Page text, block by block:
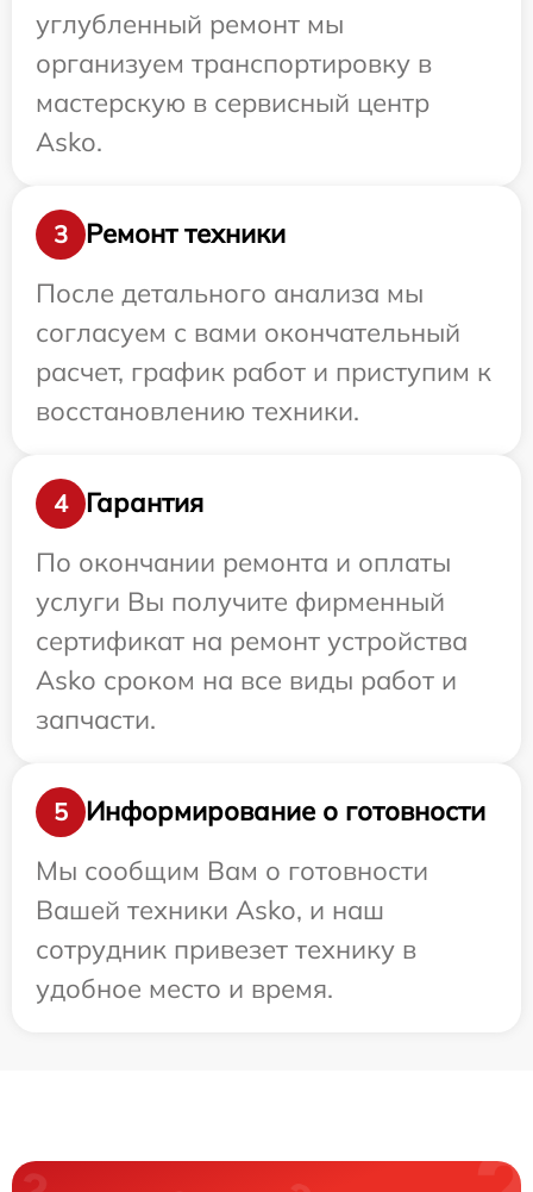
углубленный ремонт мы
организуем транспортировку в
мастерскую в сервисный центр
Asko.
3
Ремонт техники
После детального анализа мы
согласуем с вами окончательный
расчет, график работ и приступим к
восстановлению техники.
4
Гарантия
По окончании ремонта и оплаты
услуги Вы получите фирменный
сертификат на ремонт устройства
Asko сроком на все виды работ и
запчасти.
5
Информирование о готовности
Мы сообщим Вам о готовности
Вашей техники Asko, и наш
сотрудник привезет технику в
удобное место и время.